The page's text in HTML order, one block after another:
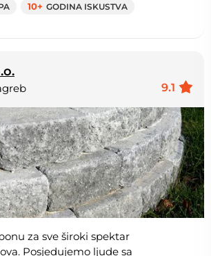
10+ GODINA ISKUSTVA
9.1
za sve široki spektar
Posjedujemo ljude sa